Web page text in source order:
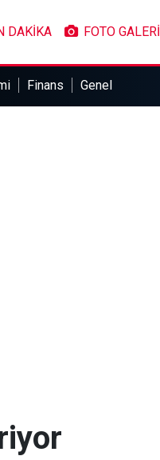
DAKİKA FOTO GALERİ
Finans Genel